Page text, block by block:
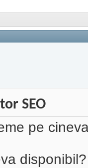
SEO
pe
disponibil?